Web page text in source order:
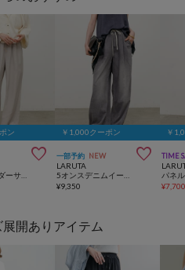
ン

￥1,000クーポン
一部予約 NEW 
LARUTA
¥9,350
￥
TIME
¥
開ありアイテム